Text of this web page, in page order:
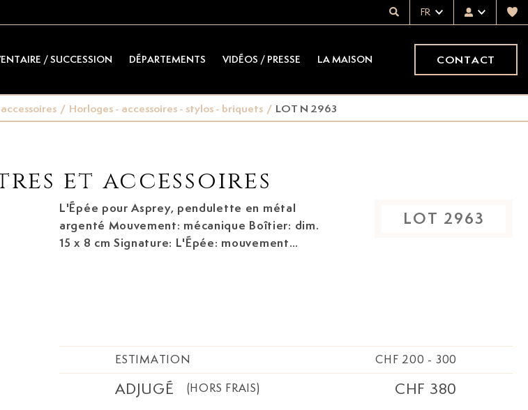
FR
/ SUCCESSION DÉPARTEMENTS VIDÉOS / PRESSE LA MAISON CONTACT
/ Horloges - accessoires - stylos - briquets / LOT N 2963
et accessoires
L'Épée pour Asprey, pendulette en métal
argenté Mouvement: mécanique Boîtier: dim.
15 x 8 cm Signature: L'Épée: mouvement
LOT 2963
ESTIMATION CHF 200 - 300
ADJUGÉ (HORS FRAIS) CHF 380